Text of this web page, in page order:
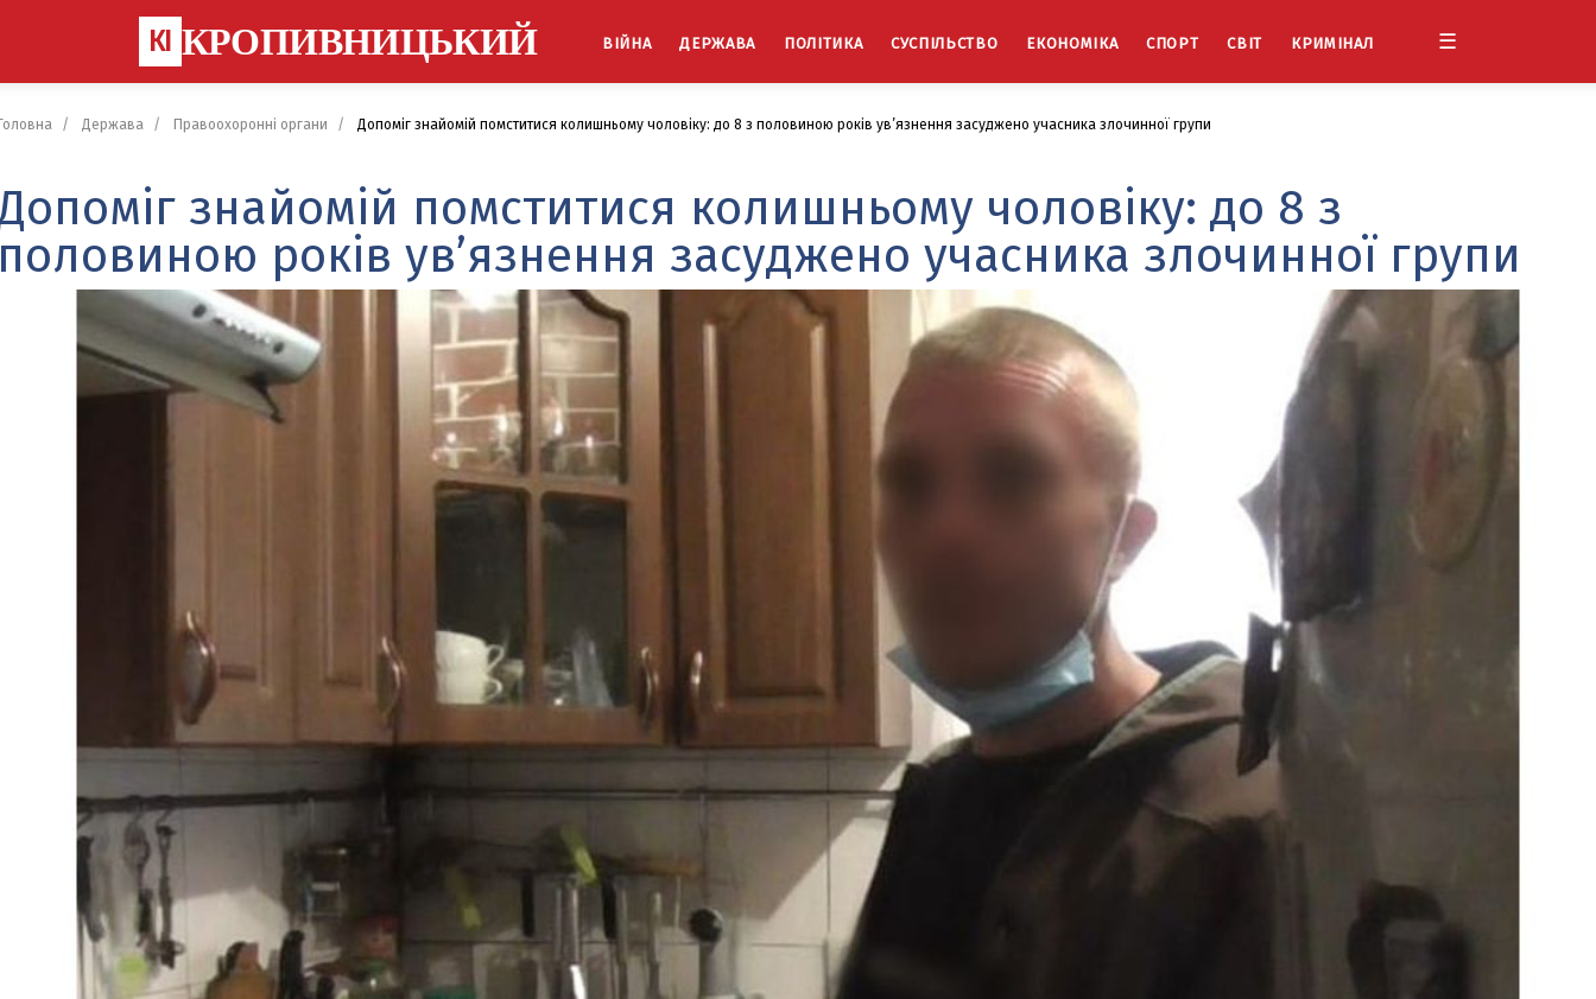
КІ КРОПИВНИЦЬКИЙ ВІЙНА ДЕРЖАВА ПОЛІТИКА СУСПІЛЬСТВО ЕКОНОМІКА СПОРТ СВІТ КРИМІНАЛ ☰
Держава Правоохоронні органи Допоміг знайомій помститися колишньому чоловіку: до 8 з половиною років ув’язнення засуджено учасника злочинної групи
знайомій помститися колишньому чоловіку: до 8 з
років ув’язнення засуджено учасника злочинної групи